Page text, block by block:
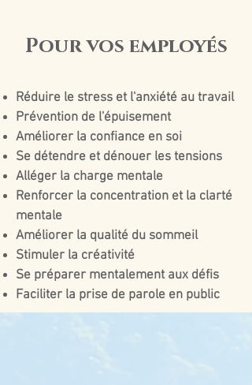
Pour vos employés
Réduire le stress et l'anxiété au travail
Prévention de l'épuisement
Améliorer la confiance en soi
Se détendre et dénouer les tensions
Alléger la charge mentale
Renforcer la concentration et la clarté
mentale
Améliorer la qualité du sommeil
Stimuler la créativité
Se préparer mentalement aux défis
Faciliter la prise de parole en public